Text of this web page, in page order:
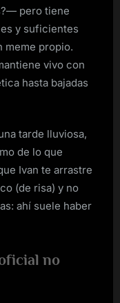
pero tiene
y suficientes
meme propio.
vivo con
hasta bajadas
tarde lluviosa,
de lo que
Ivan te arrastre
(de risa) y no
ahí suele haber
no